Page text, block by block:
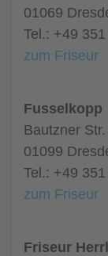
01069
Tel.: +49
zum Friseur
Fusselkopp
Bautzner Str.
01099
Tel.: +49
zum Friseur
Friseur